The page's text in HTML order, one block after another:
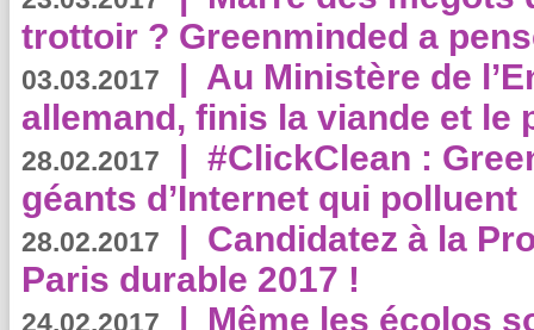
trottoir ? Greenminded a
03.03.2017 | Au Ministère de
allemand, finis la viande et le
28.02.2017 | #ClickClean :
géants d’Internet qui polluent
28.02.2017 | Candidatez à la
Paris durable 2017 !
24.02.2017 | Même les écolos